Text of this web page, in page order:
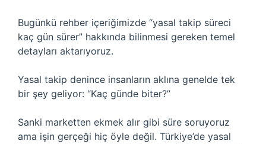
Bugünkü rehber içeriğimizde “yasal takip süreci
kaç gün sürer” hakkında bilinmesi gereken temel
detayları aktarıyoruz.
Yasal takip denince insanların aklına genelde tek
bir şey geliyor: “Kaç günde biter?”
Sanki marketten ekmek alır gibi süre soruyoruz
ama işin gerçeği hiç öyle değil. Türkiye’de yasal